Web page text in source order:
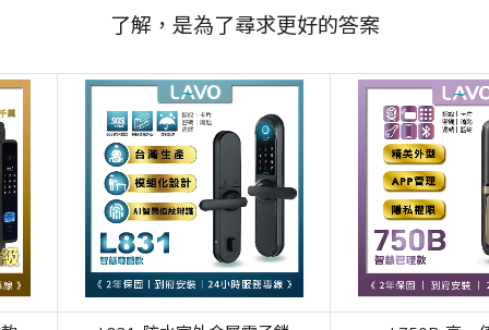
了解，是為了尋求更好的答案